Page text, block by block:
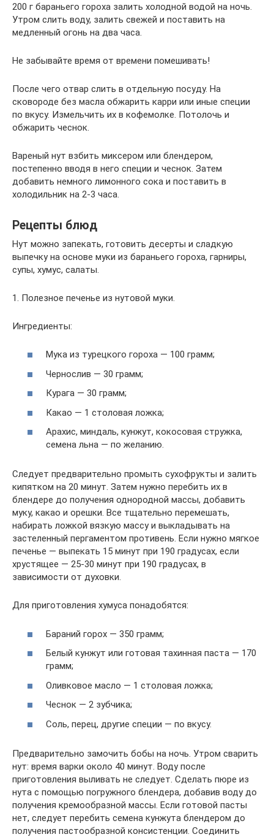
200 г бараньего гороха залить холодной водой на ночь.
Утром слить воду, залить свежей и поставить на
медленный огонь на два часа.
Не забывайте время от времени помешивать!
После чего отвар слить в отдельную посуду. На
сковороде без масла обжарить карри или иные специи
по вкусу. Измельчить их в кофемолке. Потолочь и
обжарить чеснок.
Вареный нут взбить миксером или блендером,
постепенно вводя в него специи и чеснок. Затем
добавить немного лимонного сока и поставить в
холодильник на 2-3 часа.
Рецепты блюд
Нут можно запекать, готовить десерты и сладкую
выпечку на основе муки из бараньего гороха, гарниры,
супы, хумус, салаты.
1. Полезное печенье из нутовой муки.
Ингредиенты:
Мука из турецкого гороха — 100 грамм;
Чернослив — 30 грамм;
Курага — 30 грамм;
Какао — 1 столовая ложка;
Арахис, миндаль, кунжут, кокосовая стружка,
семена льна — по желанию.
Следует предварительно промыть сухофрукты и залить
кипятком на 20 минут. Затем нужно перебить их в
блендере до получения однородной массы, добавить
муку, какао и орешки. Все тщательно перемешать,
набирать ложкой вязкую массу и выкладывать на
застеленный пергаментом противень. Если нужно мягкое
печенье — выпекать 15 минут при 190 градусах, если
хрустящее — 25-30 минут при 190 градусах, в
зависимости от духовки.
Для приготовления хумуса понадобятся:
Бараний горох — 350 грамм;
Белый кунжут или готовая тахинная паста — 170
грамм;
Оливковое масло — 1 столовая ложка;
Чеснок — 2 зубчика;
Соль, перец, другие специи — по вкусу.
Предварительно замочить бобы на ночь. Утром сварить
нут: время варки около 40 минут. Воду после
приготовления выливать не следует. Сделать пюре из
нута с помощью погружного блендера, добавив воду до
получения кремообразной массы. Если готовой пасты
нет, следует перебить семена кунжута блендером до
получения пастообразной консистенции. Соединить